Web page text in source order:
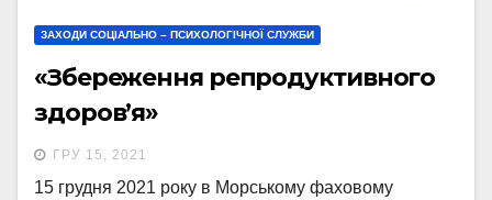
ЗАХОДИ СОЦІАЛЬНО – ПСИХОЛОГІЧНОЇ СЛУЖБИ
«Збереження репродуктивного
здоров’я»
ГРУ 15, 2021
15 грудня 2021 року в Морському фаховому